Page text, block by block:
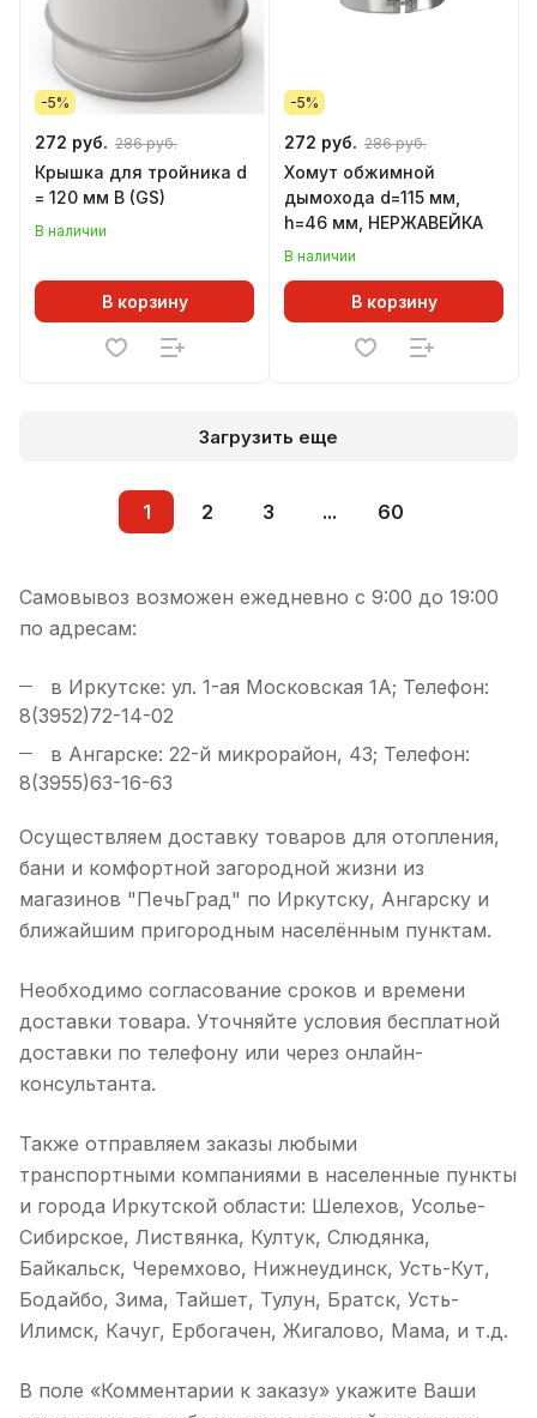
-5%
272 руб. 286 руб.
Крышка для тройника d
= 120 мм В (GS)
В наличии
В корзину
-5%
272 руб. 286 руб.
Хомут обжимной
дымохода d=115 мм,
h=46 мм, НЕРЖАВЕЙКА
В наличии
В корзину
Загрузить еще
1 2 3 ... 60
Самовывоз возможен ежедневно с 9:00 до 19:00
по адресам:
в Иркутске: ул. 1-ая Московская 1А; Телефон:
8(3952)72-14-02
в Ангарске: 22-й микрорайон, 43; Телефон:
8(3955)63-16-63
Осуществляем доставку товаров для отопления,
бани и комфортной загородной жизни из
магазинов "ПечьГрад" по Иркутску, Ангарску и
ближайшим пригородным населённым пунктам.
Необходимо согласование сроков и времени
доставки товара. Уточняйте условия бесплатной
доставки по телефону или через онлайн-
консультанта.
Также отправляем заказы любыми
транспортными компаниями в населенные пункты
и города Иркутской области: Шелехов, Усолье-
Сибирское, Листвянка, Култук, Слюдянка,
Байкальск, Черемхово, Нижнеудинск, Усть-Кут,
Бодайбо, Зима, Тайшет, Тулун, Братск, Усть-
Илимск, Качуг, Ербогачен, Жигалово, Мама, и т.д.
В поле «Комментарии к заказу» укажите Ваши